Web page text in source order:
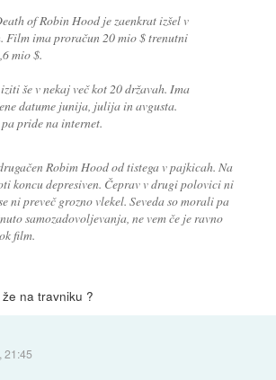
of Robin Hood je zaenkrat izšel v
Film ima proračun 20 mio $ trenutni
mio $.
še v nekaj več kot 20 državah. Ima
datume junija, julija in avgusta.
pride na internet.
Robim Hood od tistega v pajkicah. Na
koncu depresiven. Čeprav v drugi polovici ni
ni preveč grozno vlekel. Seveda so morali pa
samozadovoljevanja, ne vem če je ravno
film.
na travniku ?
21:45